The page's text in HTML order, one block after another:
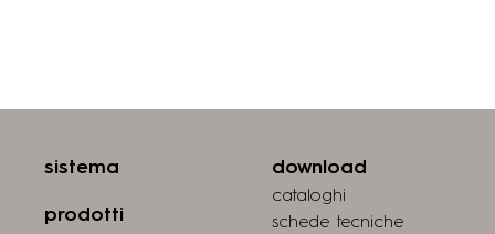
sistema
prodotti
download
cataloghi
schede tecniche